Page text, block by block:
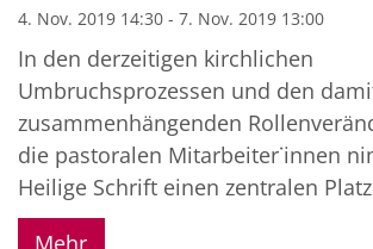
4. Nov. 2019 14:30 - 7. Nov. 2019 13:00
In den derzeitigen kirchlichen
Umbruchsprozessen und den
zusammenhängenden
die pastoralen Mitarbeiter˙innen
Heilige Schrift einen zentralen
Mehr